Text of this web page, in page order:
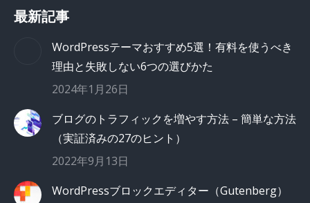
最新記事
WordPressテーマおすすめ5選！有料を使うべき
理由と失敗しない6つの選びかた
2024年1月26日
ブログのトラフィックを増やす方法 – 簡単な方法
（実証済みの27のヒント）
2022年9月13日
WordPressブロックエディター（Gutenberg）